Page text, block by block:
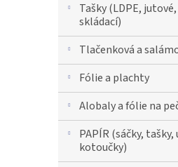
Tašky (LDPE,
skládací)
Tlačenková a
Fólie a plachty
Alobaly a fólie na
PAPÍR (sáčky,
kotoučky)